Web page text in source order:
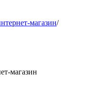
магазин/
магазин